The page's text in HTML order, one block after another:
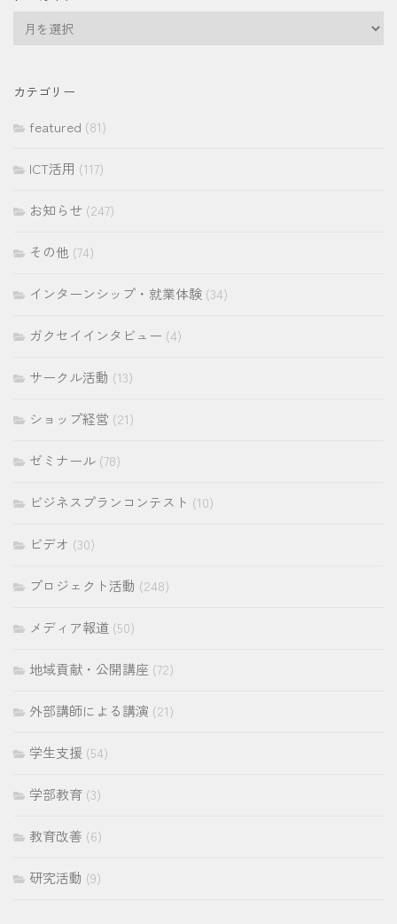
イ
カテゴリー
featured (81)
ICT活用 (117)
お知らせ (247)
その他 (74)
インターンシップ・就業体験 (34)
ガクセイインタビュー (4)
サークル活動 (13)
ショップ経営 (21)
ゼミナール (78)
ビジネスプランコンテスト (10)
ビデオ (30)
プロジェクト活動 (248)
メディア報道 (50)
地域貢献・公開講座 (72)
外部講師による講演 (21)
学生支援 (54)
学部教育 (3)
教育改善 (6)
研究活動 (9)